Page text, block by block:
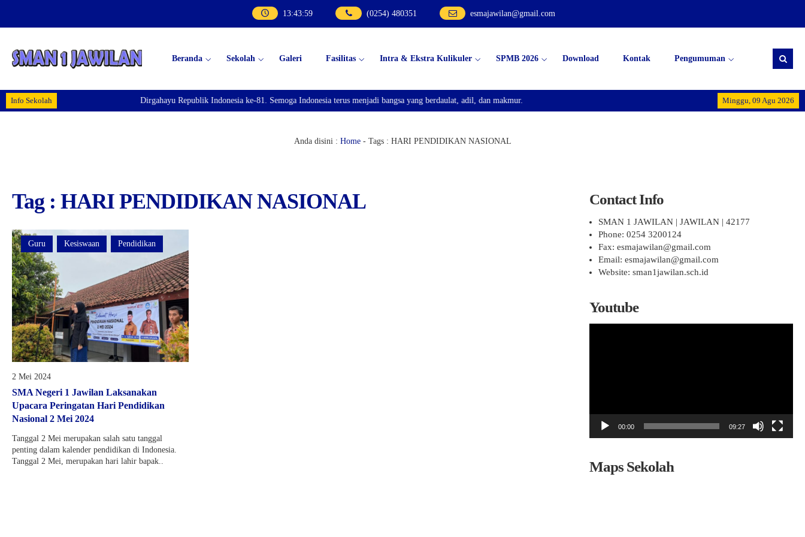
13:44:00 (0254) 480351 esmajawilan@gmail.com
Beranda Sekolah Galeri Fasilitas Intra & Ekstra Kulikuler SPMB 2026 Download Kontak Pengumuman
Info Sekolah Minggu, 09 Agu 2026
Dirgahayu
Dirgahayu Republik Indonesia ke-81. Semoga Indonesia terus menjadi bangsa yang berdaulat, adil, dan makmur.
Anda disini : Home- Tags : HARI PENDIDIKAN NASIONAL
Tag : HARI PENDIDIKAN NASIONAL
Guru Kesiswaan Pendidikan
2 Mei 2024
SMA Negeri 1 Jawilan Laksanakan
Upacara Peringatan Hari Pendidikan
Nasional 2 Mei 2024
Tanggal 2 Mei merupakan salah satu tanggal
penting dalam kalender pendidikan di Indonesia.
Tanggal 2 Mei, merupakan hari lahir bapak..
Contact Info
SMAN 1 JAWILAN | JAWILAN | 42177
Phone: 0254 3200124
Fax: esmajawilan@gmail.com
Email: esmajawilan@gmail.com
Website: sman1jawilan.sch.id
Youtube
00:00 09:27
Maps Sekolah